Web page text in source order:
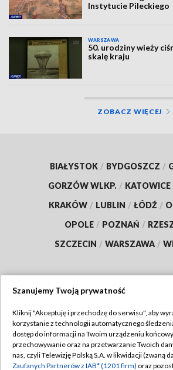
Instytucie Pileckiego
WARSZAWA
50. urodziny wieży
skalę kraju
ZOBACZ WIĘCEJ
BIAŁYSTOK / BYDGOSZCZ /
GORZÓW WLKP. / KATOWICE
KRAKÓW / LUBLIN / ŁÓDŹ /
OPOLE / POZNAŃ /
SZCZECIN / WARSZAWA /
TVP
Abonament TVP
Emisja w TVP
Regulamin TVP
Polityka
Szanujemy Twoją prywatność
Kliknij "Akceptuję i przechodzę do serwisu", aby
korzystanie z technologii automatycznego
dostęp do informacji na Twoim urządzeniu
przechowywanie oraz na przetwarzanie Twoich
nas, czyli Telewizję Polską S.A. w likwidacji (zwaną
Zaufanych Partnerów z IAB* (1201 firm) oraz